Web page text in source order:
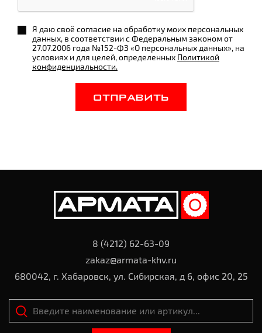
Я даю своё согласие на обработку моих персональных
данных, в соответствии с Федеральным законом от
27.07.2006 года №152-ФЗ «О персональных данных», на
условиях и для целей, определенных Политикой
конфиденциальности.
ОТПРАВИТЬ
8 (4212) 62-63-09
zakaz@armata-khv.ru
680042, г. Хабаровск, ул. Сибирская, д 6, офис 20, 25